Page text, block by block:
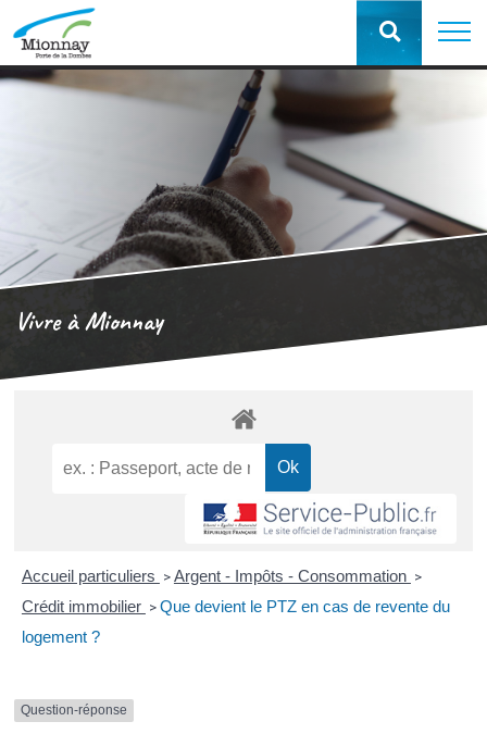
Vivre à Mionnay
Accueil particuliers > Argent - Impôts - Consommation >
Crédit immobilier > Que devient le PTZ en cas de revente du
logement ?
Question-réponse